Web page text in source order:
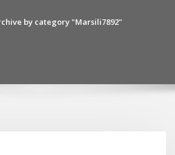
by category "Marsili7892"